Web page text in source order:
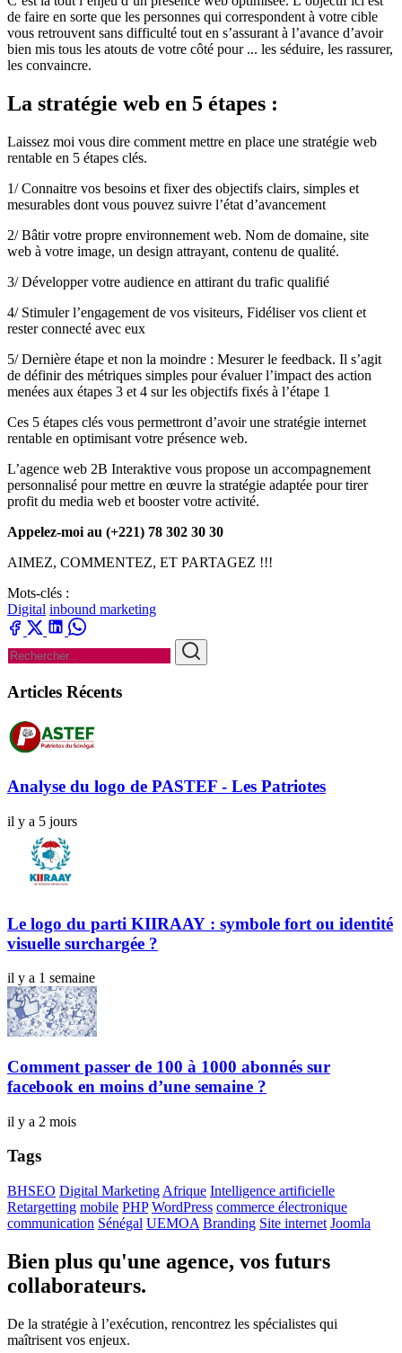
de faire en sorte que les personnes qui correspondent à votre cible
vous retrouvent sans difficulté tout en s’assurant à l’avance d’avoir
bien mis tous les atouts de votre côté pour ... les séduire, les rassurer,
les convaincre.
La stratégie web en 5 étapes :
Laissez moi vous dire comment mettre en place une stratégie web
rentable en 5 étapes clés.
1/ Connaitre vos besoins et fixer des objectifs clairs, simples et
mesurables dont vous pouvez suivre l’état d’avancement
2/ Bâtir votre propre environnement web. Nom de domaine, site
web à votre image, un design attrayant, contenu de qualité.
3/ Développer votre audience en attirant du trafic qualifié
4/ Stimuler l’engagement de vos visiteurs, Fidéliser vos client et
rester connecté avec eux
5/ Dernière étape et non la moindre : Mesurer le feedback. Il s’agit
de définir des métriques simples pour évaluer l’impact des action
menées aux étapes 3 et 4 sur les objectifs fixés à l’étape 1
Ces 5 étapes clés vous permettront d’avoir une stratégie internet
rentable en optimisant votre présence web.
L’agence web 2B Interaktive vous propose un accompagnement
personnalisé pour mettre en œuvre la stratégie adaptée pour tirer
profit du media web et booster votre activité.
Appelez-moi au (+221) 78 302 30 30
AIMEZ, COMMENTEZ, ET PARTAGEZ !!!
Mots-clés :
Digital inbound marketing
Articles Récents
Analyse du logo de PASTEF - Les Patriotes
il y a 5 jours
Le logo du parti KIIRAAY : symbole fort ou identité
visuelle surchargée ?
il y a 1 semaine
Comment passer de 100 à 1000 abonnés sur
facebook en moins d’une semaine ?
il y a 2 mois
Tags
BHSEO Digital Marketing Afrique Intelligence artificielle
Retargetting mobile PHP WordPress commerce électronique
communication Sénégal UEMOA Branding Site internet Joomla
Bien plus qu'une agence, vos futurs
collaborateurs.
De la stratégie à l’exécution, rencontrez les spécialistes qui
maîtrisent vos enjeux.